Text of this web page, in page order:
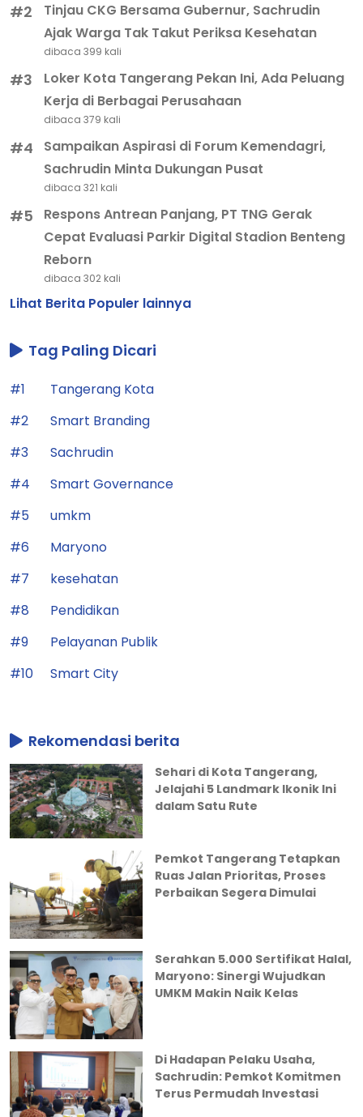
#2
Tinjau CKG Bersama Gubernur, Sachrudin
Ajak Warga Tak Takut Periksa Kesehatan
dibaca 399 kali
#3
Loker Kota Tangerang Pekan Ini, Ada Peluang
Kerja di Berbagai Perusahaan
dibaca 379 kali
#4
Sampaikan Aspirasi di Forum Kemendagri,
Sachrudin Minta Dukungan Pusat
dibaca 321 kali
#5
Respons Antrean Panjang, PT TNG Gerak
Cepat Evaluasi Parkir Digital Stadion Benteng
Reborn
dibaca 302 kali
Lihat Berita Populer lainnya
Tag Paling Dicari
#1
Tangerang Kota
#2
Smart Branding
#3
Sachrudin
#4
Smart Governance
#5
umkm
#6
Maryono
#7
kesehatan
#8
Pendidikan
#9
Pelayanan Publik
#10
Smart City
Rekomendasi berita
Sehari di Kota Tangerang,
Jelajahi 5 Landmark Ikonik Ini
dalam Satu Rute
Pemkot Tangerang Tetapkan
Ruas Jalan Prioritas, Proses
Perbaikan Segera Dimulai
Serahkan 5.000 Sertifikat Halal,
Maryono: Sinergi Wujudkan
UMKM Makin Naik Kelas
Di Hadapan Pelaku Usaha,
Sachrudin: Pemkot Komitmen
Terus Permudah Investasi